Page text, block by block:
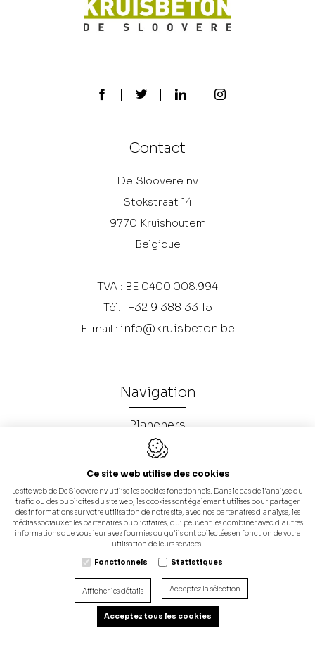
Contact
De Sloovere nv
Stokstraat 14
9770 Kruishoutem
Belgique
TVA : BE 0400.008.994
Tél. : +32 9 388 33 15
E-mail : info@kruisbeton.be
Navigation
Planchers
Fosses en béton
Bureau d'étude
Notre société
Contactez-nous
Zones de livraison
Home
Galerie
Catalogue (Fosses en béton)
Ce site web utilise des cookies
Le site web de De Sloovere nv utilise les cookies fonctionnels. Dans le cas de l'analyse du
trafic ou des publicités du site web, les cookies sont également utilisés pour partager
des informations sur votre utilisation de notre site, avec nos partenaires d'analyse, les
médias sociaux et les partenaires publicitaires, qui peuvent les combiner avec d'autres
informations que vous leur avez fournies ou qu'ils ont collectées en fonction de votre
utilisation de leurs services.
Fonctionnels
Statistiques
Afficher les détails Acceptez la sélection
Acceptez tous les cookies